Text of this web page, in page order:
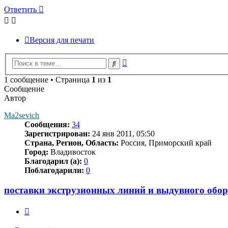
Ответить
Версия для печати
Поиск
1 сообщение • Страница 1 из 1
Сообщение
Автор
Ma2sevich
Сообщения: 34
Зарегистрирован: 24 янв 2011, 05:50
Страна, Регион, Область: Pocсия, Приморский край
Город: Владивосток
Благодарил (а): 0
Поблагодарили: 0
поставки экструзионных линий и выдувного